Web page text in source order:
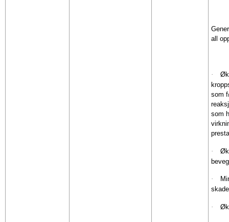
all
·
som
som
·
·
·